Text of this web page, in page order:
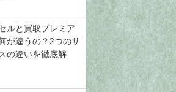
ルと買取プレミア
が違うの？2つのサ
の違いを徹底解